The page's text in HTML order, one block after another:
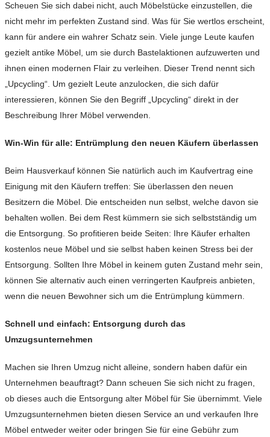
Scheuen Sie sich dabei nicht, auch Möbelstücke einzustellen, die
nicht mehr im perfekten Zustand sind. Was für Sie wertlos erscheint,
kann für andere ein wahrer Schatz sein. Viele junge Leute kaufen
gezielt antike Möbel, um sie durch Bastelaktionen aufzuwerten und
ihnen einen modernen Flair zu verleihen. Dieser Trend nennt sich
„Upcycling“. Um gezielt Leute anzulocken, die sich dafür
interessieren, können Sie den Begriff „Upcycling“ direkt in der
Beschreibung Ihrer Möbel verwenden.
Win-Win für alle: Entrümplung den neuen Käufern überlassen
Beim Hausverkauf können Sie natürlich auch im Kaufvertrag eine
Einigung mit den Käufern treffen: Sie überlassen den neuen
Besitzern die Möbel. Die entscheiden nun selbst, welche davon sie
behalten wollen. Bei dem Rest kümmern sie sich selbstständig um
die Entsorgung. So profitieren beide Seiten: Ihre Käufer erhalten
kostenlos neue Möbel und sie selbst haben keinen Stress bei der
Entsorgung. Sollten Ihre Möbel in keinem guten Zustand mehr sein,
können Sie alternativ auch einen verringerten Kaufpreis anbieten,
wenn die neuen Bewohner sich um die Entrümplung kümmern.
Schnell und einfach: Entsorgung durch das
Umzugsunternehmen
Machen sie Ihren Umzug nicht alleine, sondern haben dafür ein
Unternehmen beauftragt? Dann scheuen Sie sich nicht zu fragen,
ob dieses auch die Entsorgung alter Möbel für Sie übernimmt. Viele
Umzugsunternehmen bieten diesen Service an und verkaufen Ihre
Möbel entweder weiter oder bringen Sie für eine Gebühr zum